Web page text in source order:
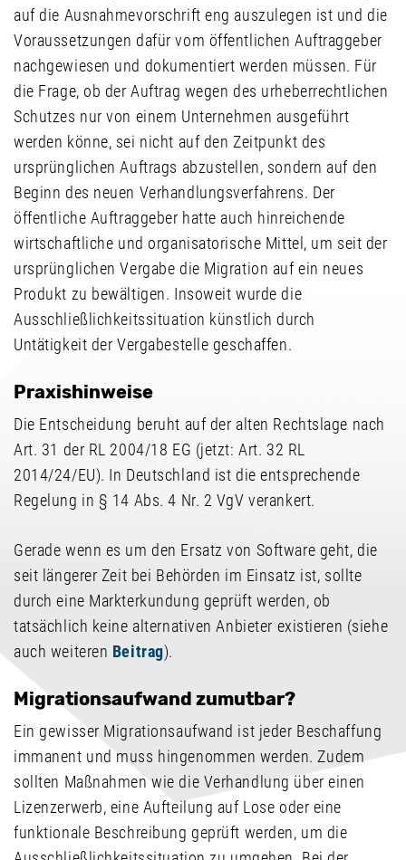
auf die Ausnahmevorschrift eng auszulegen ist und die
Voraussetzungen dafür vom öffentlichen Auftraggeber
nachgewiesen und dokumentiert werden müssen. Für
die Frage, ob der Auftrag wegen des urheberrechtlichen
Schutzes nur von einem Unternehmen ausgeführt
werden könne, sei nicht auf den Zeitpunkt des
ursprünglichen Auftrags abzustellen, sondern auf den
Beginn des neuen Verhandlungsverfahrens. Der
öffentliche Auftraggeber hatte auch hinreichende
wirtschaftliche und organisatorische Mittel, um seit der
ursprünglichen Vergabe die Migration auf ein neues
Produkt zu bewältigen. Insoweit wurde die
Ausschließlichkeitssituation künstlich durch
Untätigkeit der Vergabestelle geschaffen.
Praxishinweise
Die Entscheidung beruht auf der alten Rechtslage nach
Art. 31 der RL 2004/18 EG (jetzt: Art. 32 RL
2014/24/EU). In Deutschland ist die entsprechende
Regelung in § 14 Abs. 4 Nr. 2 VgV verankert.
Gerade wenn es um den Ersatz von Software geht, die
seit längerer Zeit bei Behörden im Einsatz ist, sollte
durch eine Markterkundung geprüft werden, ob
tatsächlich keine alternativen Anbieter existieren (siehe
auch weiteren Beitrag).
Migrationsaufwand zumutbar?
Ein gewisser Migrationsaufwand ist jeder Beschaffung
immanent und muss hingenommen werden. Zudem
sollten Maßnahmen wie die Verhandlung über einen
Lizenzerwerb, eine Aufteilung auf Lose oder eine
funktionale Beschreibung geprüft werden, um die